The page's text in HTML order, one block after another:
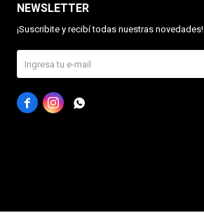
NEWSLETTER
¡Suscribite y recibí todas nuestras novedades!
  